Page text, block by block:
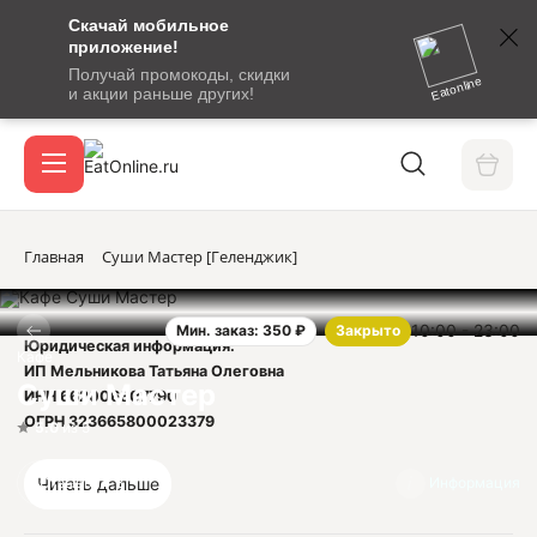
Скачай мобильное
приложение!
Получай промокоды, скидки
и акции раньше других!
Eatonline
сообщение
кодом
подтверждения
Вход / регистрация
Акции
Главная Суши Мастер [Геленджик]
Мин. заказ: 350 ₽ Закрыто 10:00 - 23:00
Кафе
Суши Мастер
5.0из 5
Отзывы 3
Юридическая информация:
ИП Мельникова Татьяна Олеговна
ИНН 662006807790
ОГРН 323665800023379
Читать дальше